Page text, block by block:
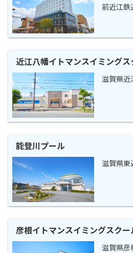
前近江鉄
近江八幡イトマンスイミングス
滋賀県近
能登川プール
滋賀県東
彦根イトマンスイミングスクー
滋賀県彦